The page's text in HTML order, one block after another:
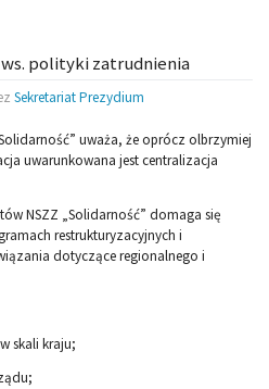
ws. polityki zatrudnienia
Sekretariat Prezydium
uważa, że oprócz olbrzymiej
uwarunkowana jest centralizacja
NSZZ „Solidarność” domaga się
restrukturyzacyjnych i
dotyczące regionalnego i
skali kraju;